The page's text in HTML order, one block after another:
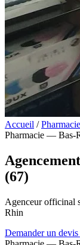
Accueil / Pharmacie
Pharmacie — Bas-
(67)
Agenceur officinal
Rhin
Demander un